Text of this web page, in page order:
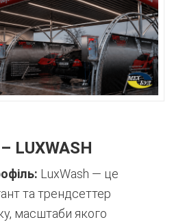
LUXWASH
LuxWash — це
та трендсеттер
масштаби якого